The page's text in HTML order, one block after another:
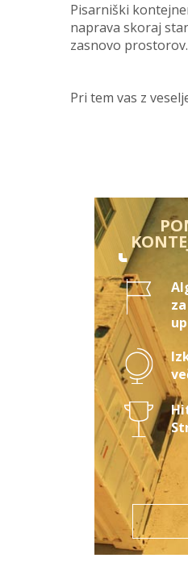
Pisarniški
naprava skoraj
zasnovo prostorov.
Pri tem vas z